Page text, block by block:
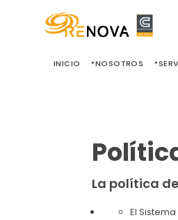
INICIO NOSOTROS
La política
El